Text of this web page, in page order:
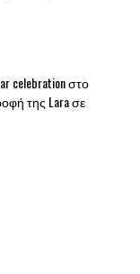
celebration στο
της Lara σε